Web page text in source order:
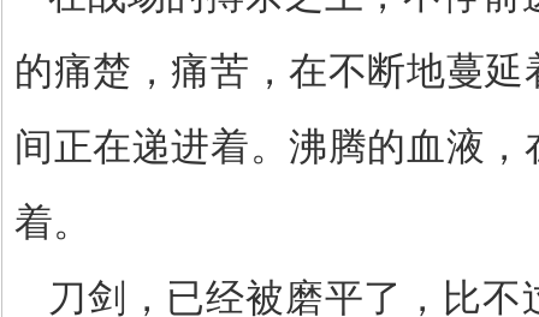
的痛楚，痛苦，在不断地蔓
间正在递进着。沸腾的血液
着。
刀剑，已经被磨平了，比